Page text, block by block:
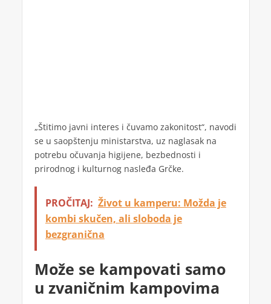
„Štitimo javni interes i čuvamo zakonitost“, navodi
se u saopštenju ministarstva, uz naglasak na
potrebu očuvanja higijene, bezbednosti i
prirodnog i kulturnog nasleđa Grčke.
PROČITAJ: Život u kamperu: Možda je
kombi skučen, ali sloboda je
bezgranična
Može se kampovati samo
u zvaničnim kampovima